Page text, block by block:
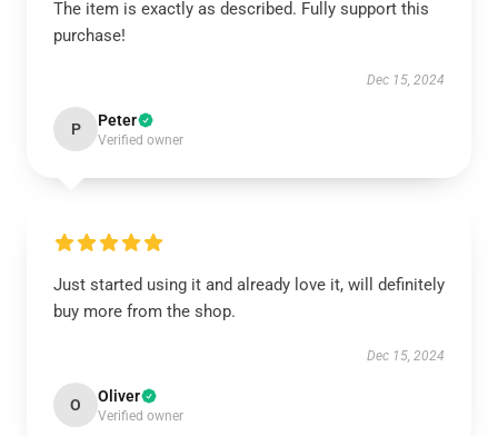
The item is exactly as described. Fully support this
purchase!
Dec 15, 2024
P Peter
Verified owner
Just started using it and already love it, will definitely
buy more from the shop.
Dec 15, 2024
O Oliver
Verified owner